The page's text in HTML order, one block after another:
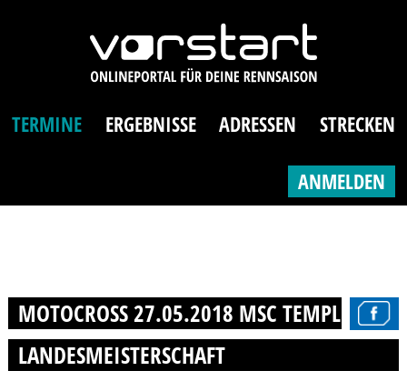
TERMINE ERGEBNISSE ADRESSEN STRECKEN
ANMELDEN
MOTOCROSS 27.05.2018 MSC TEMPLIN
LANDESMEISTERSCHAFT